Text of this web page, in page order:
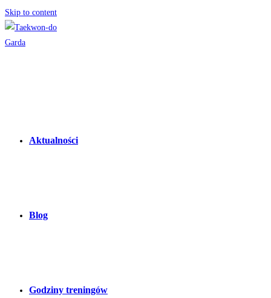
Skip to content
Aktualności
Blog
Godziny treningów